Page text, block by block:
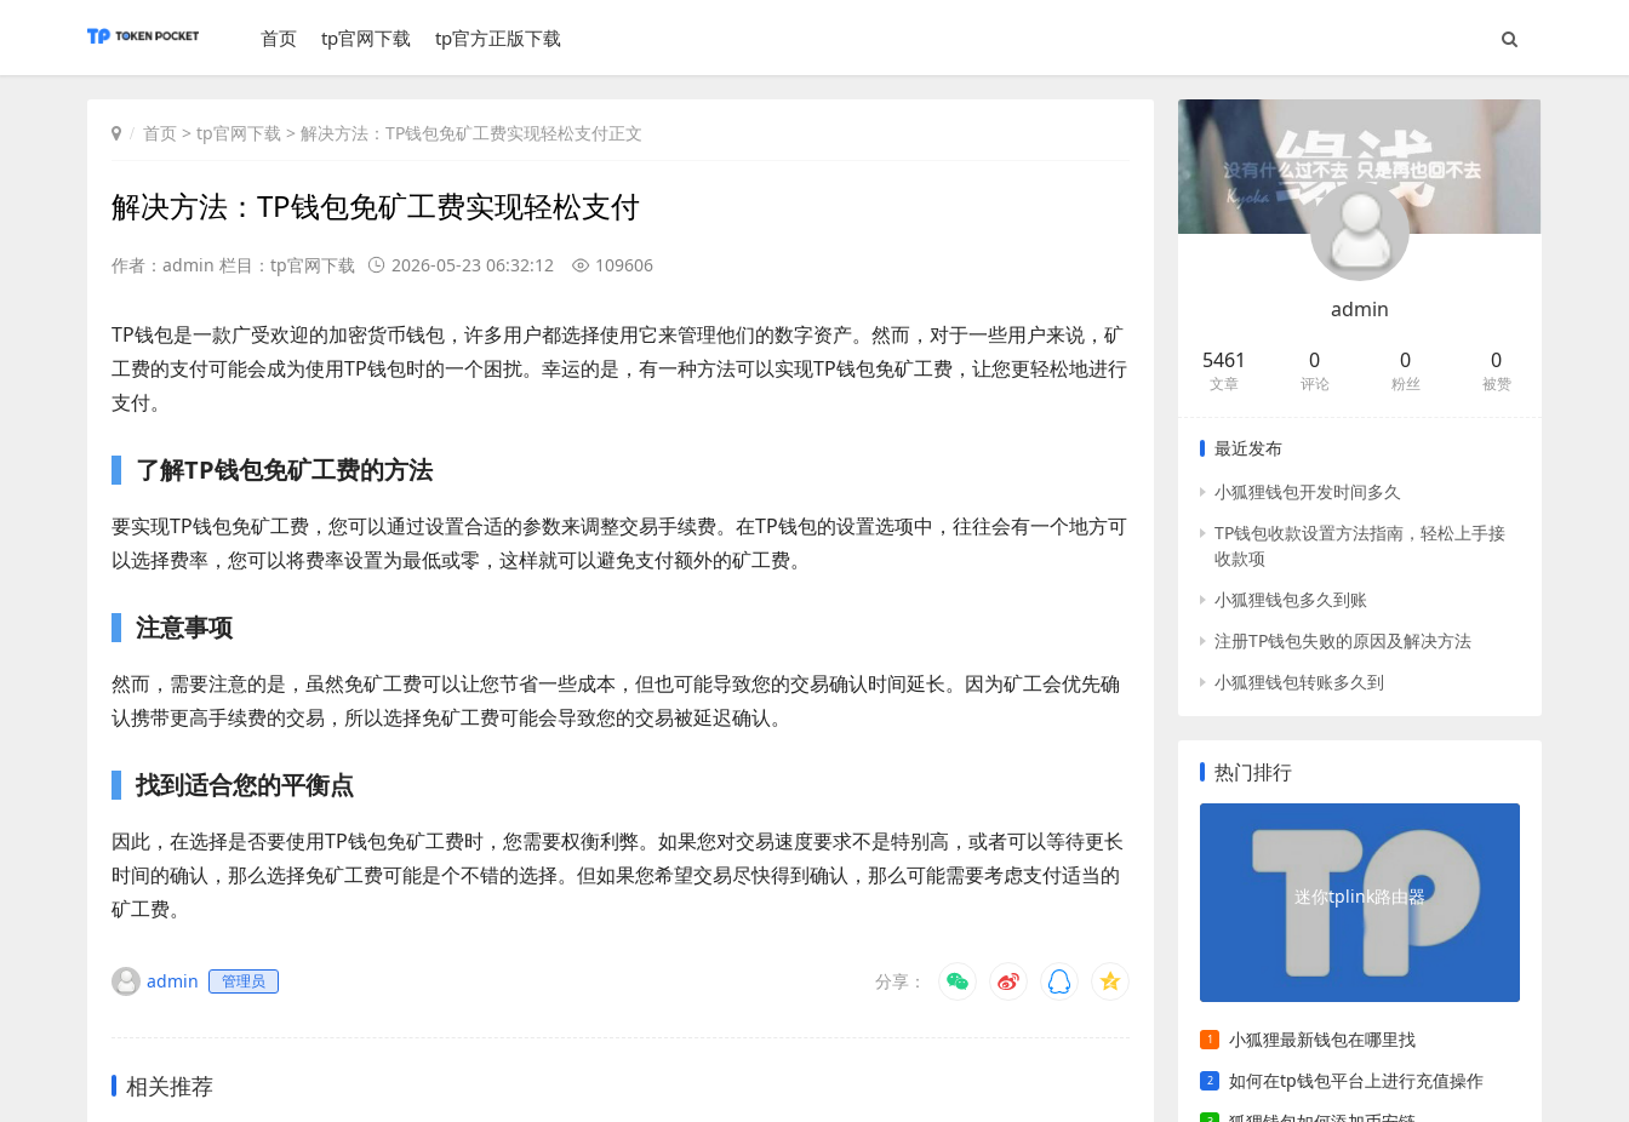
首页 tp官网下载 tp官方正版下载
首页 > tp官网下载 > 解决方法：TP钱包免矿工费实现轻松支付正文
解决方法：TP钱包免矿工费实现轻松支付
作者：admin 栏目： tp官网下载 2026-05-23 06:32:12 109606
TP钱包是一款广受欢迎的加密货币钱包，许多用户都选择使用它来管理他们的数字资产。然而，对于一些用户来说，矿
工费的支付可能会成为使用TP钱包时的一个困扰。幸运的是，有一种方法可以实现TP钱包免矿工费，让您更轻松地进行
支付。
了解TP钱包免矿工费的方法
要实现TP钱包免矿工费，您可以通过设置合适的参数来调整交易手续费。在TP钱包的设置选项中，往往会有一个地方可
以选择费率，您可以将费率设置为最低或零，这样就可以避免支付额外的矿工费。
注意事项
然而，需要注意的是，虽然免矿工费可以让您节省一些成本，但也可能导致您的交易确认时间延长。因为矿工会优先确
认携带更高手续费的交易，所以选择免矿工费可能会导致您的交易被延迟确认。
找到适合您的平衡点
因此，在选择是否要使用TP钱包免矿工费时，您需要权衡利弊。如果您对交易速度要求不是特别高，或者可以等待更长
时间的确认，那么选择免矿工费可能是个不错的选择。但如果您希望交易尽快得到确认，那么可能需要考虑支付适当的
矿工费。
admin 管理员 分享：
相关推荐
admin
5461
文章
0
评论
0
粉丝
0
被赞
最近发布
小狐狸钱包开发时间多久
TP钱包收款设置方法指南，轻松上手接
收款项
小狐狸钱包多久到账
注册TP钱包失败的原因及解决方法
小狐狸钱包转账多久到
热门排行
迷你tplink路由器
小狐狸最新钱包在哪里找
如何在tp钱包平台上进行充值操作